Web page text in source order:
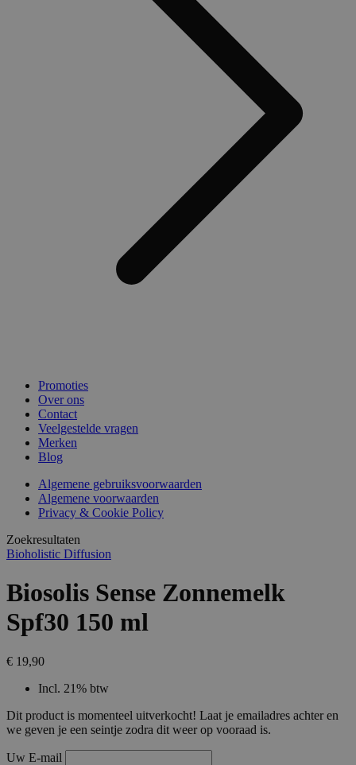
Promoties
Over ons
Contact
Veelgestelde vragen
Merken
Blog
Algemene gebruiksvoorwaarden
Algemene voorwaarden
Privacy & Cookie Policy
Zoekresultaten
Bioholistic Diffusion
Biosolis Sense Zonnemelk
Spf30 150 ml
€ 19,90
Incl. 21% btw
Dit product is momenteel uitverkocht! Laat je emailadres achter en
we geven je een seintje zodra dit weer op vooraad is.
Uw E-mail